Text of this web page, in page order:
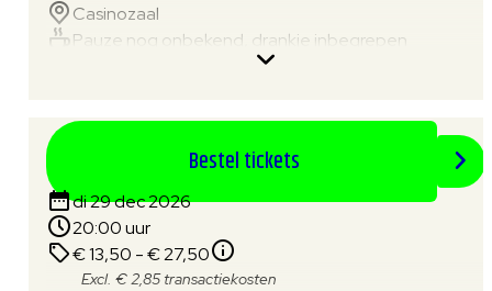
Casinozaal
Pauze nog onbekend, drankje inbegrepen
Bestel tickets
di 29 dec 2026
20:00 uur
€ 13,50 - € 27,50
Excl. € 2,85 transactiekosten